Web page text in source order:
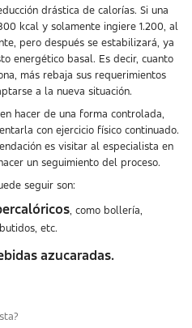
drástica de calorías. Si una
kcal y solamente ingiere 1.200, al
pero después se estabilizará, ya
energético basal. Es decir, cuanto
más rebaja sus requerimientos
a la nueva situación.
hacer de una forma controlada,
con ejercicio físico continuado.
es visitar al especialista en
un seguimiento del proceso.
seguir son:
, como bollería,
etc.
azucaradas.